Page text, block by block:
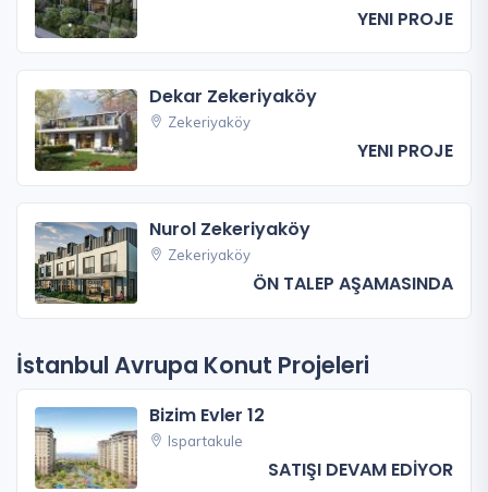
YENI PROJE
Dekar Zekeriyaköy
Zekeriyaköy
YENI PROJE
Nurol Zekeriyaköy
Zekeriyaköy
ÖN TALEP AŞAMASINDA
İstanbul Avrupa Konut Projeleri
Bizim Evler 12
Ispartakule
SATIŞI DEVAM EDİYOR